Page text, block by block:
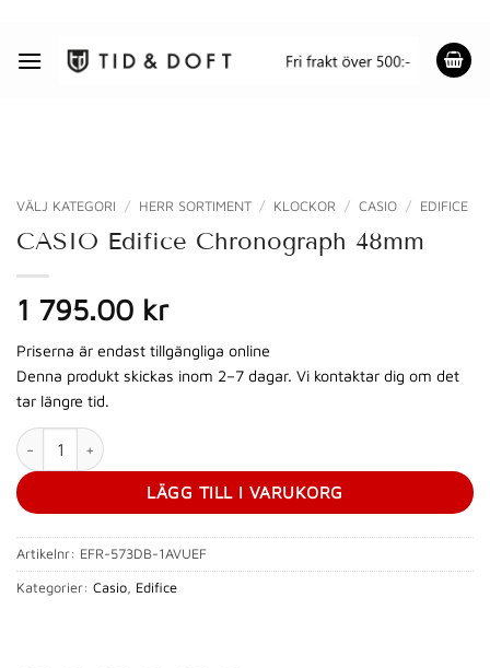
content
VÄLJ KATEGORI / HERR SORTIMENT / KLOCKOR / CASIO / EDIFICE
CASIO Edifice Chronograph 48mm
1 795.00 kr
Priserna är endast tillgängliga online
Denna produkt skickas inom 2–7 dagar. Vi kontaktar dig om det
tar längre tid.
CASIO Edifice Chronograph 48mm mängd
LÄGG TILL I VARUKORG
Artikelnr: EFR-573DB-1AVUEF
Kategorier: Casio, Edifice